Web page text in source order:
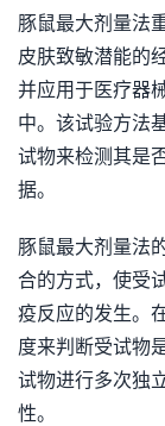
豚鼠最大剂量法
皮肤致敏潜能的
并应用于医疗器械
中。该试验方法
试物来检测其是
据。
豚鼠最大剂量法
合的方式，使受
疫反应的发生。
度来判断受试物
试物进行多次独
性。